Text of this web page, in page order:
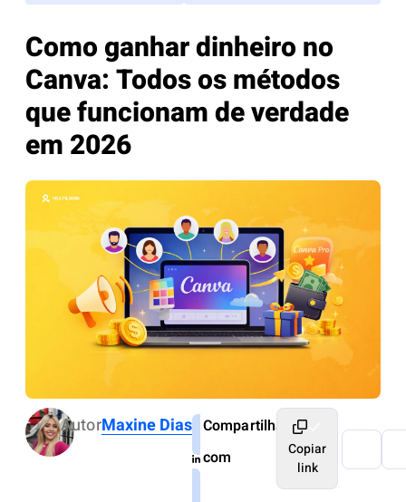
Como ganhar dinheiro no
Canva: Todos os métodos
que funcionam de verdade
em 2026
AutorMaxine Dias Compartilhar
com
Copiar
link